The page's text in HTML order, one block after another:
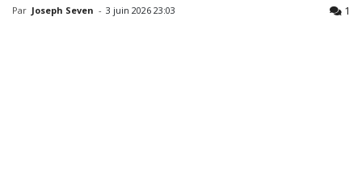
Par Joseph Seven - 3 juin 2026 23:03 1